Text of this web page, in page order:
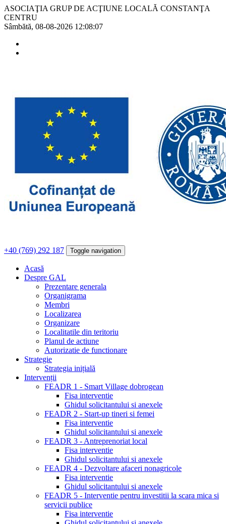
ASOCIAŢIA GRUP DE ACŢIUNE LOCALĂ CONSTANŢA
CENTRU
Sâmbătă, 08-08-2026 12:08:07
+40 (769) 292 187 Toggle navigation
Acasă
Despre GAL
Prezentare generala
Organigrama
Membri
Localizarea
Organizare
Localitatile din teritoriu
Planul de actiune
Autorizatie de functionare
Strategie
Strategia inițială
Intervenții
FEADR 1 - Smart Village dobrogean
Fisa interventie
Ghidul solicitantului si anexele
FEADR 2 - Start-up tineri si femei
Fisa interventie
Ghidul solicitantului si anexele
FEADR 3 - Antreprenoriat local
Fisa interventie
Ghidul solicitantului si anexele
FEADR 4 - Dezvoltare afaceri nonagricole
Fisa interventie
Ghidul solicitantului si anexele
FEADR 5 - Interventie pentru investitii la scara mica si
servicii publice
Fisa interventie